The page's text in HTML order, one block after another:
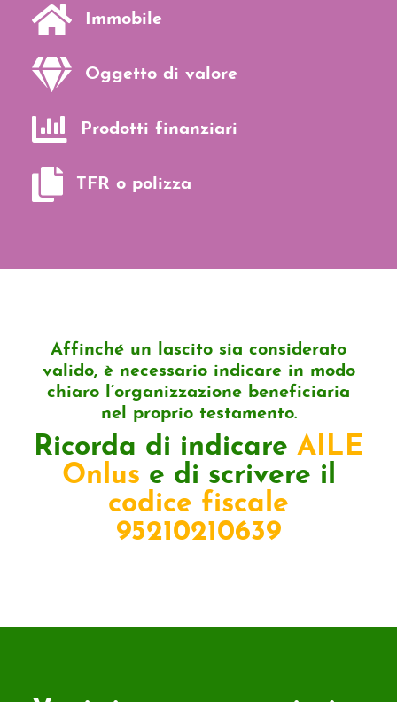
 Immobile
 Oggetto di valore
 Prodotti finanziari
 TFR o polizza
Affinché un lascito sia considerato
valido, è necessario indicare in modo
chiaro l’organizzazione beneficiaria
nel proprio testamento.
Ricorda di indicare AILE
Onlus e di scrivere il
codice fiscale
95210210639